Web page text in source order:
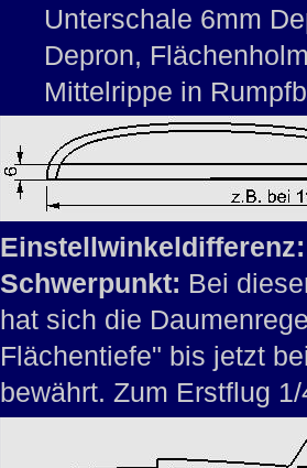
Unterschale 6mm
Depron,
Mittelrippe in
Einstellwinkeldifferenz:
Schwerpunkt: Bei
hat sich die
Flächentiefe" bis jetzt
bewährt. Zum Erstflug